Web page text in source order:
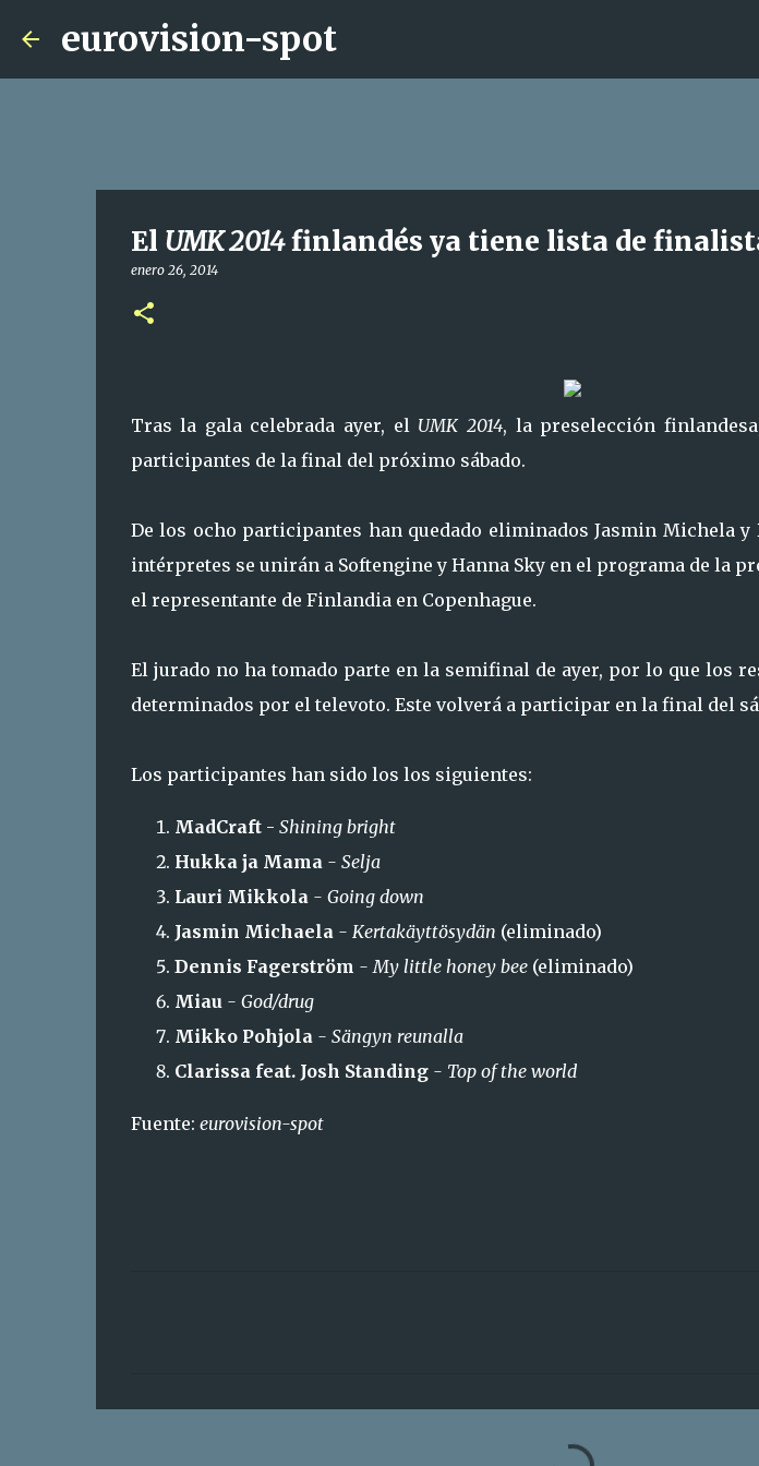
eurovision-spot
El UMK 2014finlandés ya tiene lista de
enero 26, 2014
Tras la gala celebrada ayer, el UMK 2014, la preselección
participantes de la final del próximo sábado.
De los ocho participantes han quedado eliminados Jasmin Michela y
intérpretes se unirán a Softengine y Hanna Sky en el programa de la
el representante de Finlandia en Copenhague.
El jurado no ha tomado parte en la semifinal de ayer, por lo que los
determinados por el televoto. Este volverá a participar en la final del
Los participantes han sido los los siguientes:
MadCraft- Shining bright
Hukka ja Mama- Selja
Lauri Mikkola- Going down
Jasmin Michaela- Kertakäyttösydän (eliminado)
Dennis Fagerström - My little honey bee (eliminado)
Miau- God/drug
Mikko Pohjola- Sängyn reunalla
Clarissa feat. Josh Standing- Top of the world
Fuente: eurovision-spot